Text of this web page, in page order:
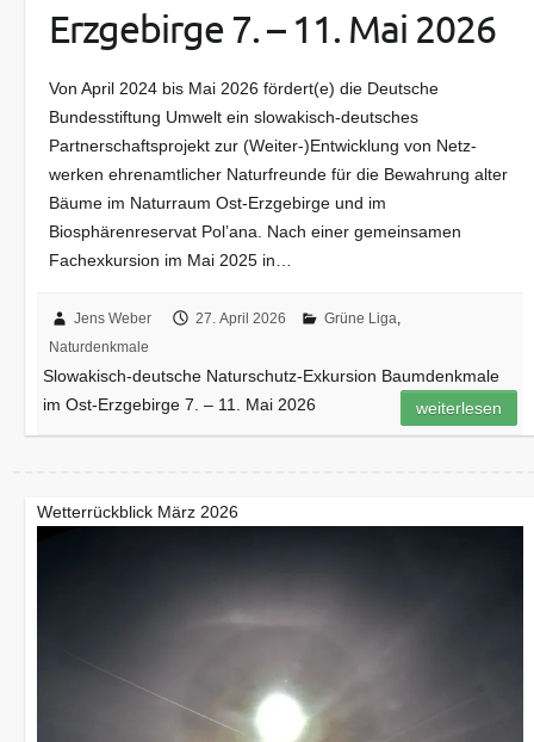
Erzgebirge 7. – 11. Mai 2026
Von April 2024 bis Mai 2026 fördert(e) die Deutsche
Bundesstiftung Umwelt ein slowakisch-deutsches
Partnerschaftsprojekt zur (Weiter-)Entwicklung von Netz­
werken ehrenamtlicher Naturfreunde für die Bewahrung alter
Bäume im Natur­raum Ost-Erzgebirge und im
Biosphärenreservat Pol’ana. Nach einer gemeinsamen
Fachexkursion im Mai 2025 in…
Jens Weber 27. April 2026 Grüne Liga,
Naturdenkmale
Slowakisch-deutsche Naturschutz-Exkursion Baumdenkmale
im Ost-Erzgebirge 7. – 11. Mai 2026
weiterlesen
Wetterrückblick März 2026